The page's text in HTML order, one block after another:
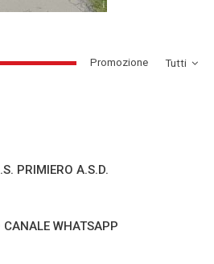
Tutti
­Promozione
PRIMIERO A.S.D.
WHATSAPP